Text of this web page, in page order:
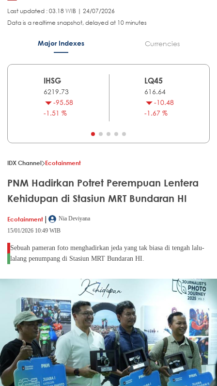
Last updated : 03.18 WIB | 24/07/2026
Data is a realtime snapshot, delayed at 10 minutes
Major Indexes Currencies
IHSG
6219.73
-95.58
-1.51 %
LQ45
616.64
-10.48
-1.67 %
IDX Channel Ecotainment
PNM Hadirkan Potret Perempuan Lentera
Kehidupan di Stasiun MRT Bundaran HI
Ecotainment |
Nia Deviyana
15/01/2026 10:49 WIB
Sebuah pameran foto menghadirkan jeda yang tak biasa di tengah lalu-
lalang penumpang di Stasiun MRT Bundaran HI.